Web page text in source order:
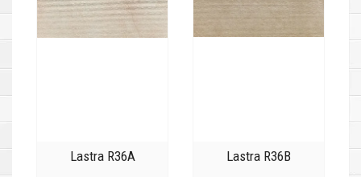
Lastra R36A Lastra R36B